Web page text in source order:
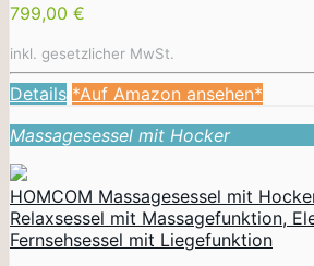
799,00 €
inkl. gesetzlicher MwSt.
Details *Auf Amazon ansehen*
Massagesessel mit Hocker
HOMCOM Massagesessel mit
Relaxsessel mit Massagefunktion,
Fernsehsessel mit Liegefunktion